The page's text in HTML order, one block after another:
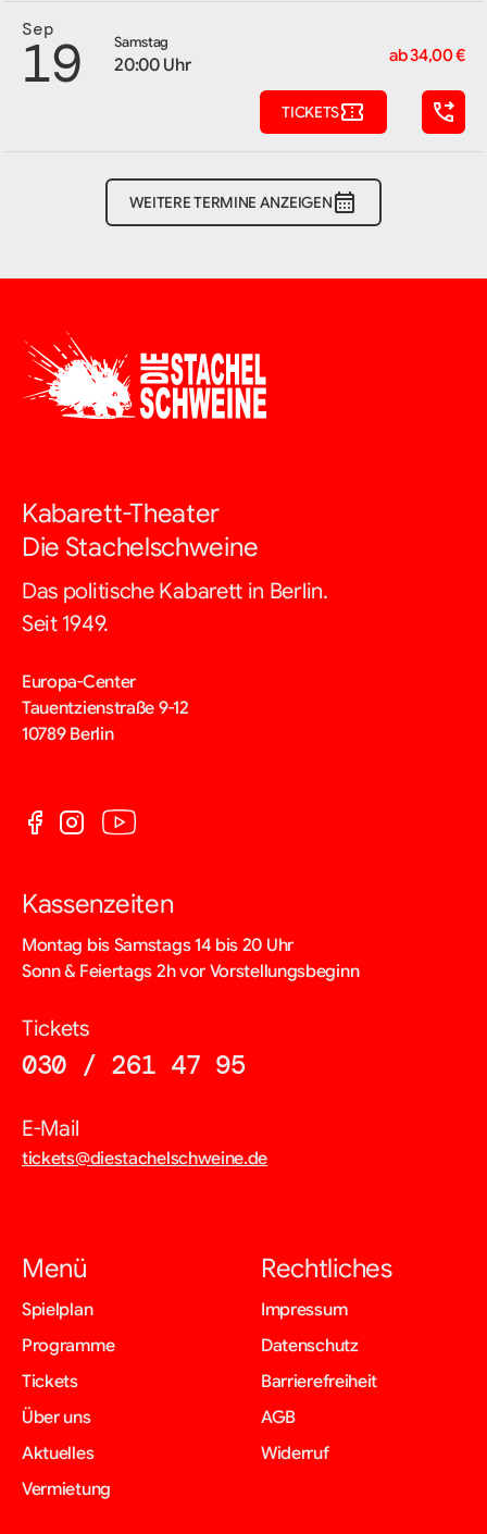
Sep
19 Samstag
20:00 Uhr ab 34,00 €
TICKETS
WEITERE TERMINE ANZEIGEN
Kabarett-Theater
Die Stachelschweine
Das politische Kabarett in Berlin.
Seit 1949.
Europa-Center
Tauentzienstraße 9-12
10789 Berlin
Kassenzeiten
Montag bis Samstags 14 bis 20 Uhr
Sonn & Feiertags 2h vor Vorstellungsbeginn
Tickets
030 / 261 47 95
E-Mail
tickets@diestachelschweine.de
Menü
Navigation
überspringen
Spielplan
Programme
Tickets
Über uns
Aktuelles
Vermietung
Rechtliches
Navigation
überspringen
Impressum
Datenschutz
Barrierefreiheit
AGB
Widerruf